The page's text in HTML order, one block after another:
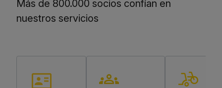
Más de 800.000 socios confían en
nuestros servicios